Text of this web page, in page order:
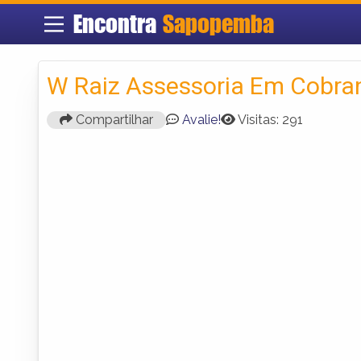
Encontra Sapopemba
W Raiz Assessoria Em
Compartilhar Avalie! Visitas: 291